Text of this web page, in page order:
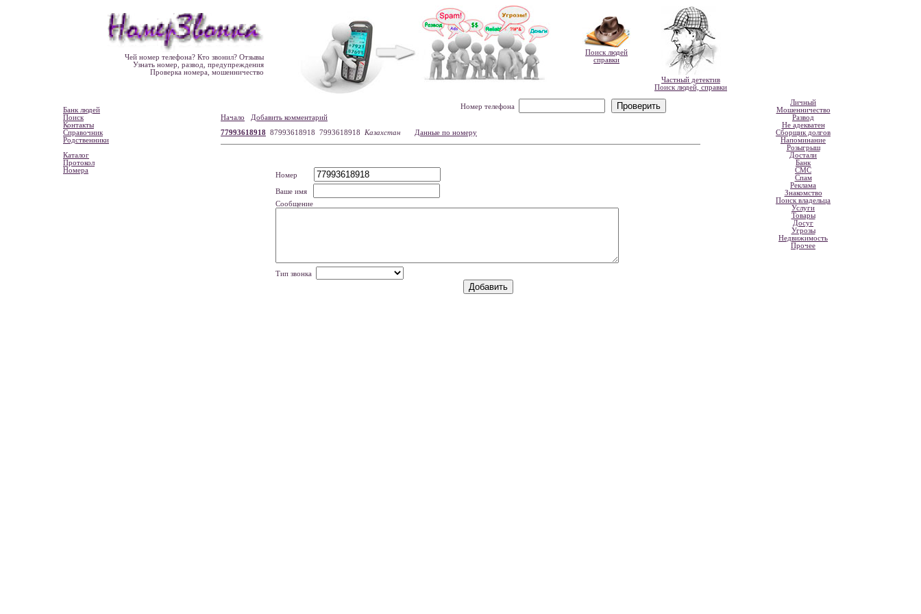
Чей номер телефона? Кто звонил? Отзывы
Узнать номер, развод, предупреждения
Проверка номера, мошенничество
Поиск людей
справки
Частный детектив
Поиск людей, справки
Банк людей
Поиск
Контакты
Справочник
Родственники
Каталог
Протокол
Номера
Номер телефона
Начало
Добавить комментарий
77993618918 87993618918 7993618918 Казахстан Данные по номеру
Номер
Ваше имя
Сообщение
Тип звонка
Личный
Мошенничество
Развод
Не адекватен
Сборщик долгов
Напоминание
Розыгрыш
Достали
Банк
СМС
Спам
Реклама
Знакомство
Поиск владельца
Услуги
Товары
Досуг
Угрозы
Недвижимость
Прочее